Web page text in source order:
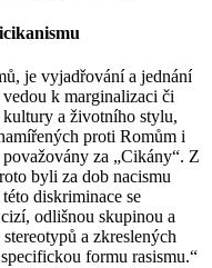
je vyjadřování a jednání
k marginalizaci či
a životního stylu,
proti Romům i
za „Cikány“. Z
byli za dob nacismu
diskriminace se
odlišnou skupinou a
a zkreslených
formu rasismu.“